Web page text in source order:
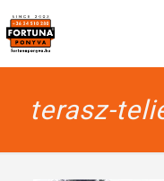
terasz-